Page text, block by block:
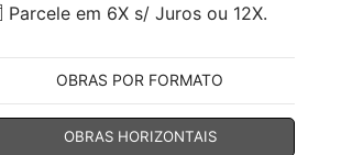
Parcele em 6X s/ Juros ou 12X.
OBRAS POR FORMATO
OBRAS HORIZONTAIS